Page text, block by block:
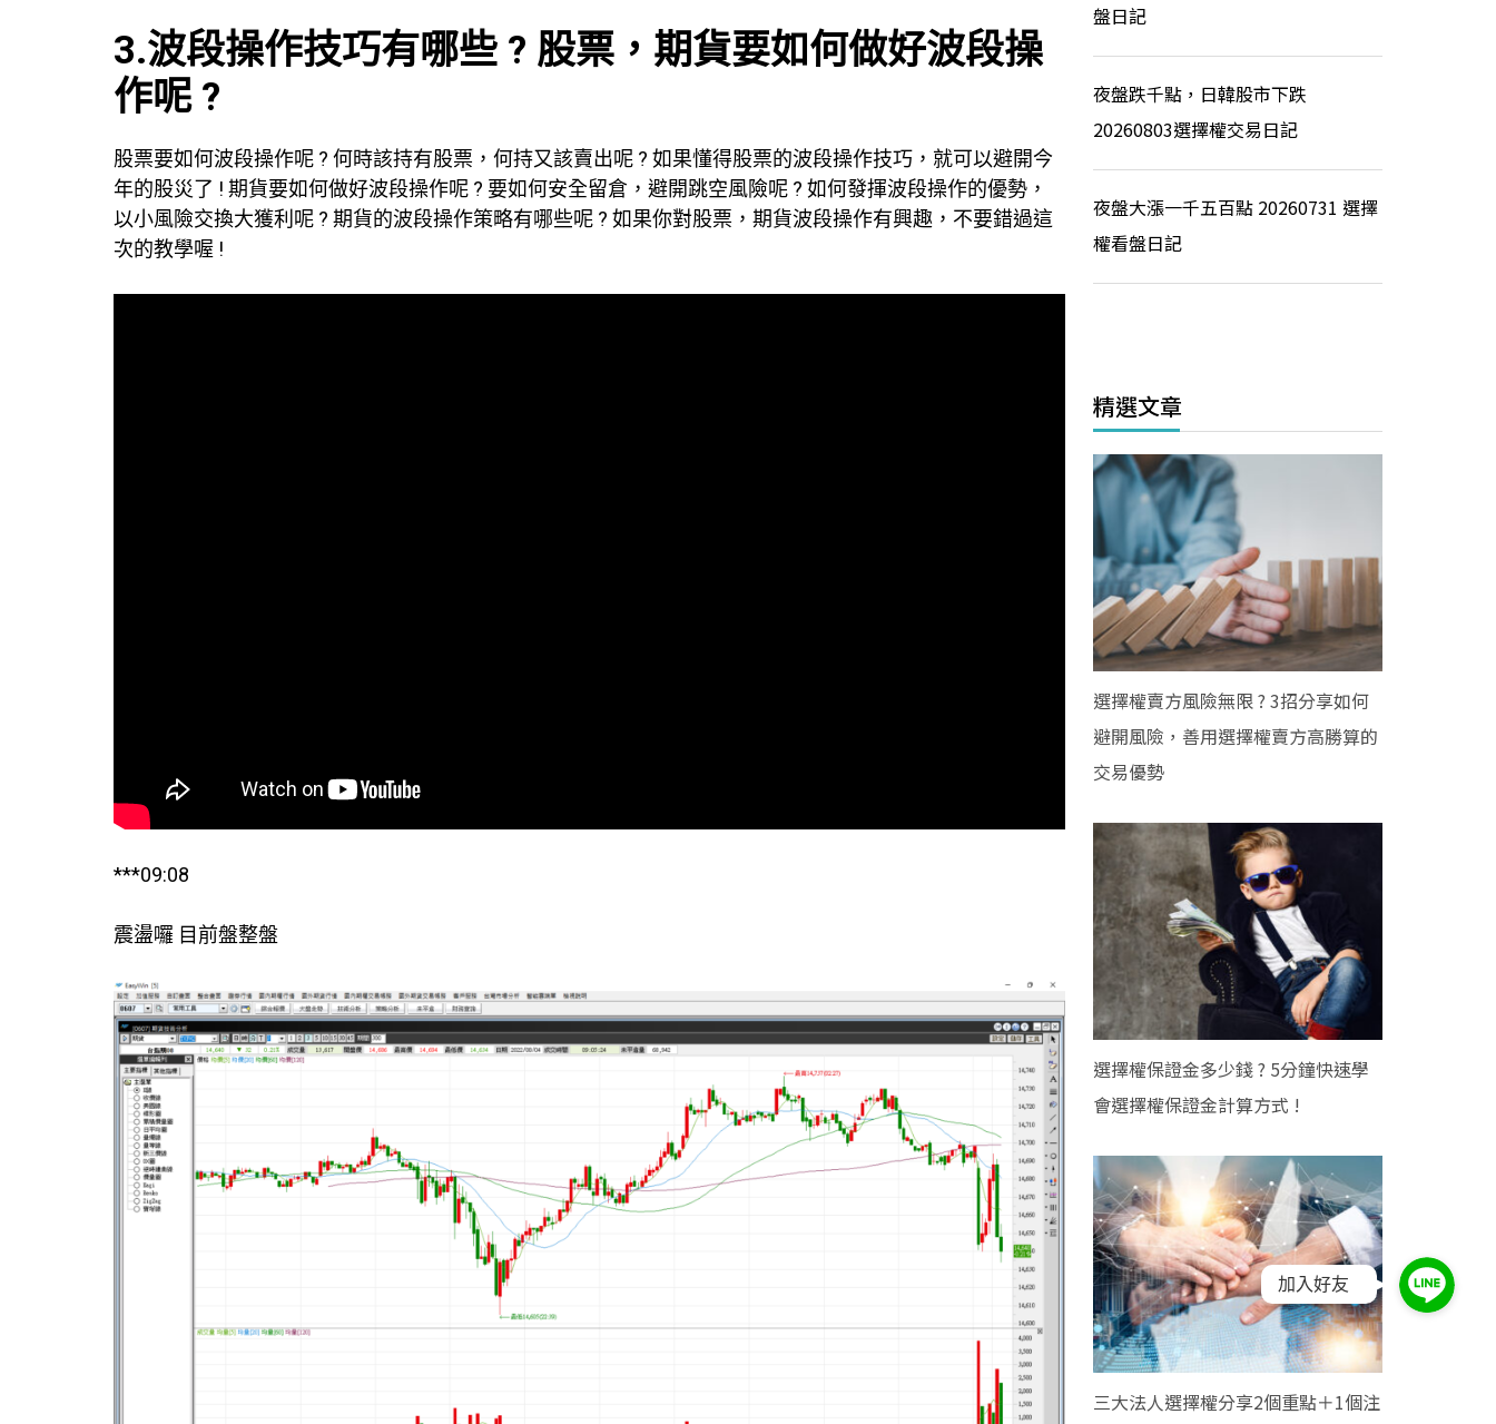
3.波段操作技巧有哪些 ? 股票，期貨要如何做好波段操
作呢 ?
股票要如何波段操作呢 ? 何時該持有股票，何持又該賣出呢 ? 如果懂得股票的波段操作技巧，就可以避開今
年的股災了 ! 期貨要如何做好波段操作呢 ? 要如何安全留倉，避開跳空風險呢 ? 如何發揮波段操作的優勢，
以小風險交換大獲利呢 ? 期貨的波段操作策略有哪些呢 ? 如果你對股票，期貨波段操作有興趣，不要錯過這
次的教學喔 !
***09:08
震盪囉 目前盤整盤
盤日記
夜盤跌千點，日韓股市下跌
20260803選擇權交易日記
夜盤大漲一千五百點 20260731 選擇
權看盤日記
精選文章
選擇權賣方風險無限 ? 3招分享如何
避開風險，善用選擇權賣方高勝算的
交易優勢
選擇權保證金多少錢 ? 5分鐘快速學
會選擇權保證金計算方式 !
三大法人選擇權分享2個重點＋1個注
加入好友